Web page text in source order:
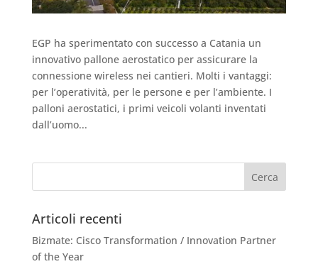
EGP ha sperimentato con successo a Catania un
innovativo pallone aerostatico per assicurare la
connessione wireless nei cantieri. Molti i vantaggi:
per l’operatività, per le persone e per l’ambiente. I
palloni aerostatici, i primi veicoli volanti inventati
dall’uomo...
Articoli recenti
Bizmate: Cisco Transformation / Innovation Partner
of the Year